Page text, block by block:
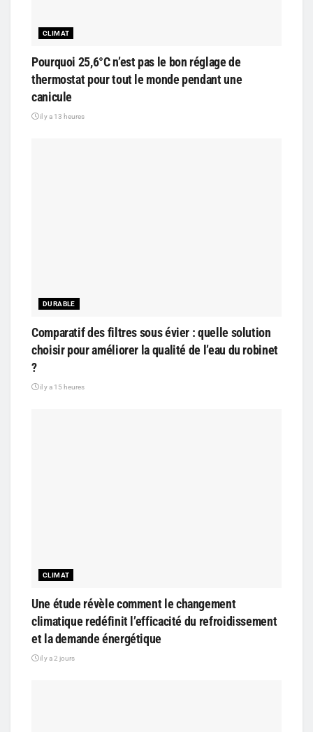
CLIMAT
Pourquoi 25,6°C n’est pas le bon réglage de
thermostat pour tout le monde pendant une
canicule
il y a 13 heures
DURABLE
Comparatif des filtres sous évier : quelle solution
choisir pour améliorer la qualité de l’eau du robinet
?
il y a 15 heures
CLIMAT
Une étude révèle comment le changement
climatique redéfinit l’efficacité du refroidissement
et la demande énergétique
il y a 2 jours